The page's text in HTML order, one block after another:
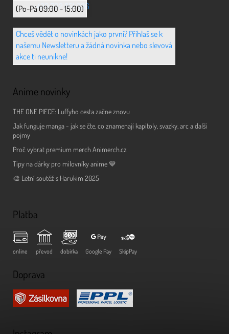
+420 702 851 036
(Po-Pá 09:00 - 15:00)
Chceš vědět o novinkách jako první? Přihlaš se k
našemu Newsletteru a žádná novinka nebo slevová
akce ti neunikne!
Anime novinky
THE ONE PIECE: Luffyho cesta začne znovu
Jak funguje manga - jak se čte, co znamenají kapitoly, svazky, arc a další
pojmy
Proč vybrat premium merch Animerch.cz
Tipy na dárky pro milovníky anime 💙
🎨 Letní soutěž s Harukim 2025
Platba
online převod dobírka Google Pay SkipPay
Doprava